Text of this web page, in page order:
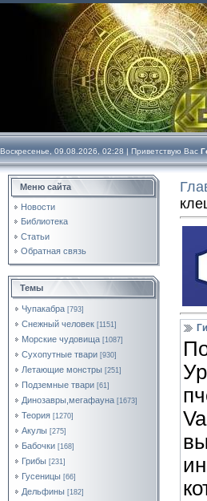
Воскресенье, 09.08.2026, 02:28 | Приветствую Вас
Меню сайта
Новости
Библиотека
Статьи
Обратная связь
Темы
Чупакабра [793]
Снежный человек [1151]
Морские чудовища [1087]
Сухопутные твари [930]
Летающие монстры [251]
Подземные твари [61]
Динозавры,мегафауна [1673]
Теория [1270]
Акулы [275]
Бабочки [168]
Грибы [231]
Гусеницы [66]
Дельфины [182]